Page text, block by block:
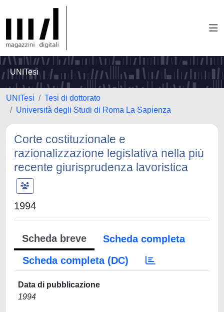
UNITesi
UNITesi
Tesi di dottorato
Università degli Studi di Roma La Sapienza
Corte costituzionale e
razionalizzazione legislativa nella più
recente giurisprudenza lavoristica
1994
Scheda breve
Scheda completa
Scheda completa (DC)
Data di pubblicazione
1994